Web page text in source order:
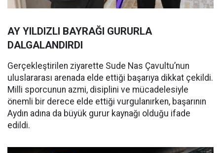
AY YILDIZLI BAYRAĞI GURURLA
DALGALANDIRDI
Gerçekleştirilen ziyarette Sude Nas Çavultu’nun
uluslararası arenada elde ettiği başarıya dikkat çekildi.
Milli sporcunun azmi, disiplini ve mücadelesiyle
önemli bir derece elde ettiği vurgulanırken, başarının
Aydın adına da büyük gurur kaynağı olduğu ifade
edildi.